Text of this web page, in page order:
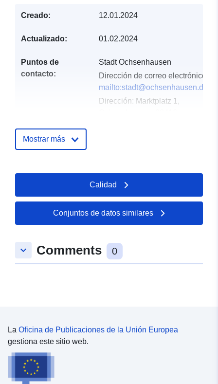
Creado: 12.01.2024
Actualizado: 01.02.2024
Puntos de
contacto:
Stadt Ochsenhausen
Dirección de correo electrónico:
mailto:stadt@ochsenhausen.de
Dirección: Marktplatz 1,
Registro del
Añadido a data.europa.eu: 20
December 2025
Actualizado en data.europa.eu:
16 May 2026
48.0791271 ], [ 9.9496334,
48.0791271 ], [ 9.9496334,
Conforme a:
Recurso:
uriRef:
Mostrar más
Calidad
Conjuntos de datos similares
keyboard_arrow_down Comments 0
La Oficina de Publicaciones de la Unión Europea
gestiona este sitio web.